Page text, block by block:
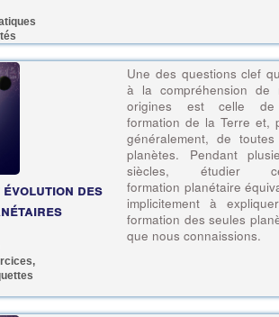
des
Une des questions clef
à la compréhension de
origines est celle
formation de la Terre et,
généralement, de
planètes. Pendant
siècles, étudier
formation planétaire
implicitement à
formation des seules
que nous connaissions.